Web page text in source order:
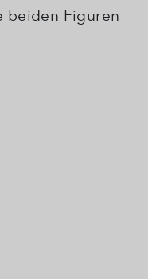
beiden Figuren